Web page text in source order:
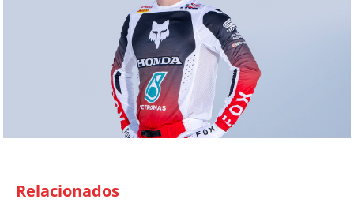
Relacionados